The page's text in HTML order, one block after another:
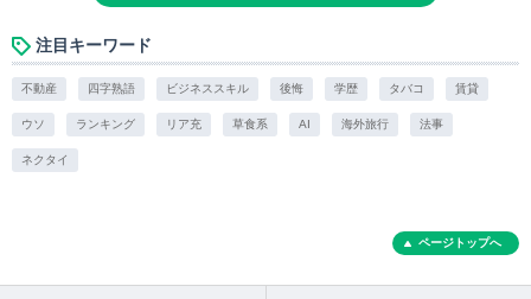
注目キーワード
不動産 四字熟語 ビジネススキル 後悔 学歴 タバコ 賃貸
ウソ ランキング リア充 草食系 AI 海外旅行 法事
ネクタイ
ページトップへ